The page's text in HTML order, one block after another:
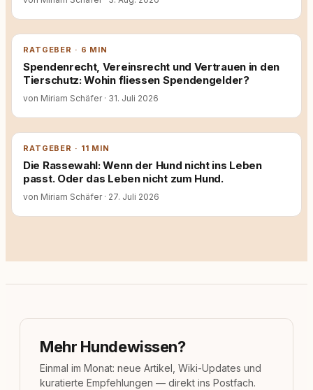
RATGEBER · 6 MIN
Spendenrecht, Vereinsrecht und Vertrauen in den
Tierschutz: Wohin fliessen Spendengelder?
von Miriam Schäfer · 31. Juli 2026
RATGEBER · 11 MIN
Die Rassewahl: Wenn der Hund nicht ins Leben
passt. Oder das Leben nicht zum Hund.
von Miriam Schäfer · 27. Juli 2026
Mehr Hundewissen?
Einmal im Monat: neue Artikel, Wiki-Updates und
kuratierte Empfehlungen — direkt ins Postfach.